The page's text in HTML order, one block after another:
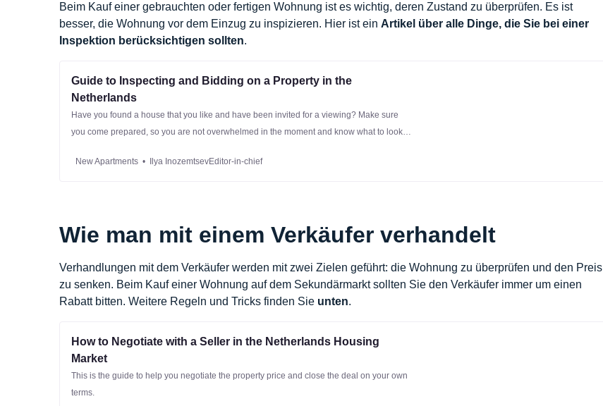
Beim Kauf einer gebrauchten oder fertigen Wohnung ist es wichtig, deren Zustand zu überprüfen. Es ist
besser, die Wohnung vor dem Einzug zu inspizieren. Hier ist ein Artikel über alle Dinge, die Sie bei einer
Inspektion berücksichtigen sollten.
Guide to Inspecting and Bidding on a Property in the
Netherlands
Have you found a house that you like and have been invited for a viewing? Make sure
you come prepared, so you are not overwhelmed in the moment and know what to look
New Apartments
Ilya InozemtsevEditor-in-chief
Wie man mit einem Verkäufer verhandelt
Verhandlungen mit dem Verkäufer werden mit zwei Zielen geführt: die Wohnung zu überprüfen und den Preis
zu senken. Beim Kauf einer Wohnung auf dem Sekundärmarkt sollten Sie den Verkäufer immer um einen
Rabatt bitten. Weitere Regeln und Tricks finden Sie unten.
How to Negotiate with a Seller in the Netherlands Housing
Market
This is the guide to help you negotiate the property price and close the deal on your own
terms.